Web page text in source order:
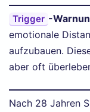
Trigger -
emotionale
aufzubauen.
aber oft
Nach 28 Jahren